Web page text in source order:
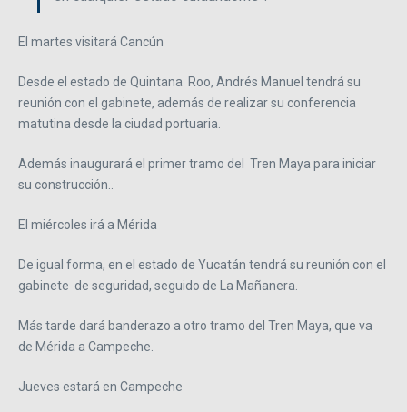
El martes visitará Cancún
Desde el estado de Quintana Roo, Andrés Manuel tendrá su
reunión con el gabinete, además de realizar su conferencia
matutina desde la ciudad portuaria.
Además inaugurará el primer tramo del Tren Maya para iniciar
su construcción..
El miércoles irá a Mérida
De igual forma, en el estado de Yucatán tendrá su reunión con el
gabinete de seguridad, seguido de La Mañanera.
Más tarde dará banderazo a otro tramo del Tren Maya, que va
de Mérida a Campeche.
Jueves estará en Campeche